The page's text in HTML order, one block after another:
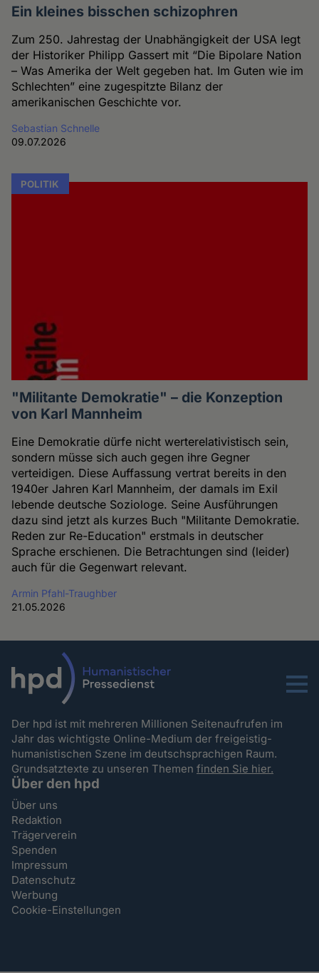
Ein kleines bisschen schizophren
Zum 250. Jahrestag der Unabhängigkeit der USA legt
der Historiker Philipp Gassert mit “Die Bipolare Nation
– Was Amerika der Welt gegeben hat. Im Guten wie im
Schlechten” eine zugespitzte Bilanz der
amerikanischen Geschichte vor.
Sebastian Schnelle
09.07.2026
POLITIK
"Militante Demokratie" – die Konzeption
von Karl Mannheim
Eine Demokratie dürfe nicht werterelativistisch sein,
sondern müsse sich auch gegen ihre Gegner
verteidigen. Diese Auffassung vertrat bereits in den
1940er Jahren Karl Mannheim, der damals im Exil
lebende deutsche Soziologe. Seine Ausführungen
dazu sind jetzt als kurzes Buch "Militante Demokratie.
Reden zur Re-Education" erstmals in deutscher
Sprache erschienen. Die Betrachtungen sind (leider)
auch für die Gegenwart relevant.
Armin Pfahl-Traughber
21.05.2026
Menu
Der hpd ist mit mehreren Millionen Seitenaufrufen im
Jahr das wichtigste Online-Medium der freigeistig-
humanistischen Szene im deutschsprachigen Raum.
Grundsatztexte zu unseren Themenfinden Sie hier.
Über den hpd
Über uns
Redaktion
Trägerverein
Spenden
Impressum
Datenschutz
Werbung
Cookie-Einstellungen